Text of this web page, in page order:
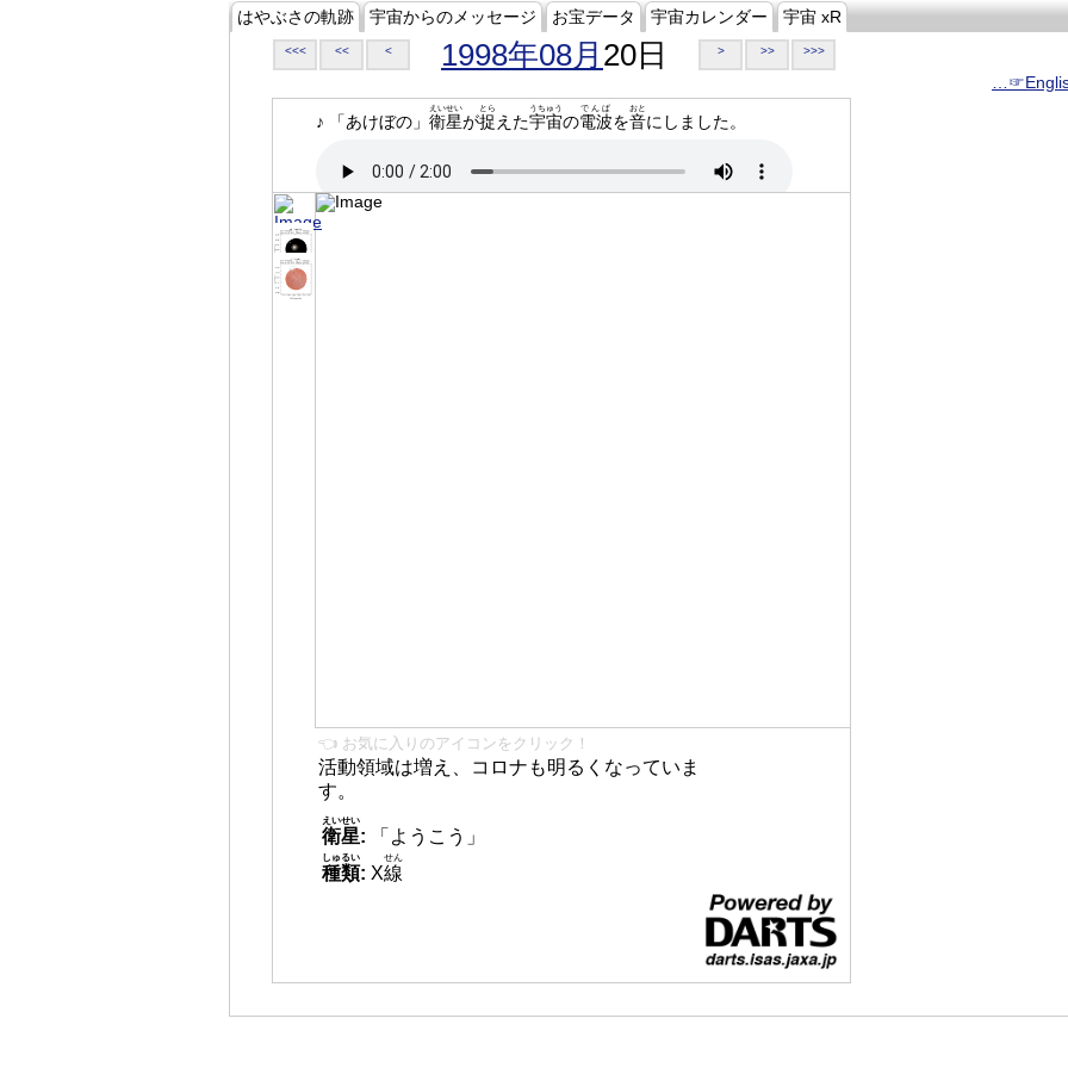
はやぶさの軌跡 宇宙からのメッセージ お宝データ 宇宙カレンダー 宇宙 xR
<<< << < 1998年08月 20日 > >> >>>
♪ 「あけぼの」 衛星
えいせい
が捉
とら
えた宇宙
うちゅう
の電波
でんぱ
を音
おと
にしました。
👈 お気に入りのアイコンをクリック！
活動領域は増え、コロナも明るくなっていま
す。
衛星
えいせい
:
「ようこう」
種類
しゅるい
: X線
せん